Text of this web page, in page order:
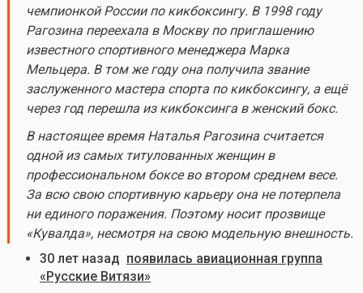
чемпионкой России по кикбоксингу. В 1998 году
Рагозина переехала в Москву по приглашению
известного спортивного менеджера Марка
Мельцера. В том же году она получила звание
заслуженного мастера спорта по кикбоксингу, а ещё
через год перешла из кикбоксинга в женский бокс.
В настоящее время Наталья Рагозина считается
одной из самых титулованных женщин в
профессиональном боксе во втором среднем весе.
За всю свою спортивную карьеру она не потерпела
ни единого поражения. Поэтому носит прозвище
«Кувалда», несмотря на свою модельную внешность.
30 лет назад появилась авиационная группа
«Русские Витязи»